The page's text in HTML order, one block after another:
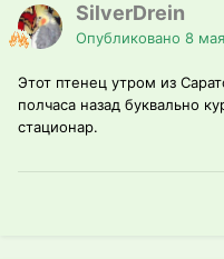
SilverDrein
Опубликовано 8
Этот птенец утром из
полчаса назад буквально
стационар.